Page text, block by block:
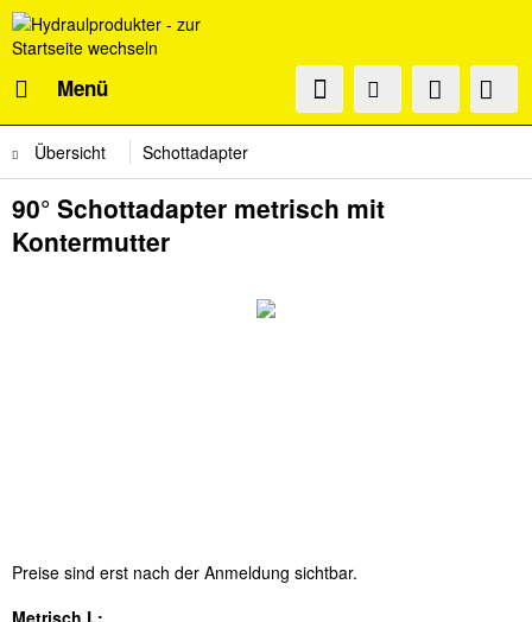
Menü
Übersicht Schottadapter
90° Schottadapter metrisch mit
Kontermutter
Preise sind erst nach der Anmeldung sichtbar.
Metrisch L: